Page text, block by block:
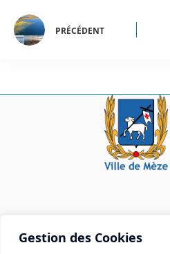
Gestion des Cookies
PRÉCÉDENT
Mairie de Mèze